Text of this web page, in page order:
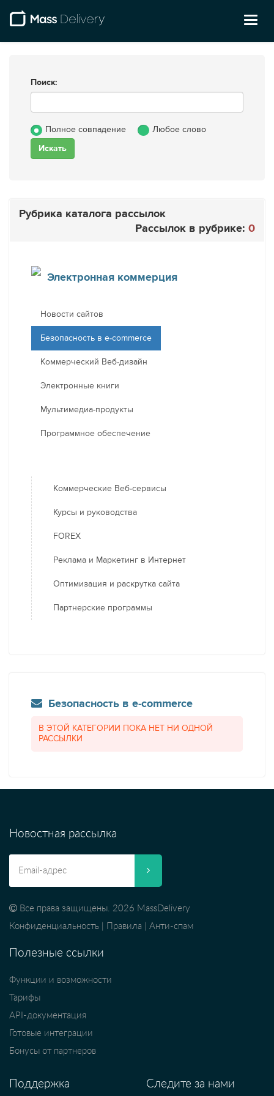
Поиск:
Полное совпадение Любое слово
Рубрика каталога рассылок
Рассылок в рубрике: 0
Электронная коммерция
Новости сайтов
Безопасность в e-commerce
Коммерческий Веб-дизайн
Электронные книги
Мультимедиа-продукты
Программное обеспечение
Коммерческие Веб-сервисы
Курсы и руководства
FOREX
Реклама и Маркетинг в Интернет
Оптимизация и раскрутка сайта
Партнерские программы
Безопасность в e-commerce
В ЭТОЙ КАТЕГОРИИ ПОКА НЕТ НИ ОДНОЙ
РАССЫЛКИ
Новостная рассылка
Все права защищены. 2026 MassDelivery
Конфиденциальность
Правила Анти-спам
Полезные ссылки
Функции и возможности
Тарифы
API-документация
Готовые интеграции
Бонусы от партнеров
Поддержка Следите за нами